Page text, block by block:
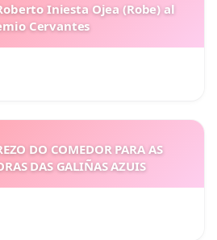
Iniesta Ojea (Robe) al
Cervantes
DO COMEDOR PARA AS
DAS GALIÑAS AZUIS